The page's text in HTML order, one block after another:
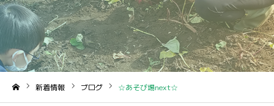
新着情報 ブログ ☆あそび場next☆